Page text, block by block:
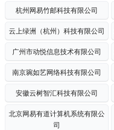
杭州网易竹邮科技有限公司
云上绿洲（杭州）科技有限公司
广州市动悦信息技术有限公司
南京琬如艺网络科技有限公司
安徽云树智汇科技有限公司
北京网易有道计算机系统有限公
司